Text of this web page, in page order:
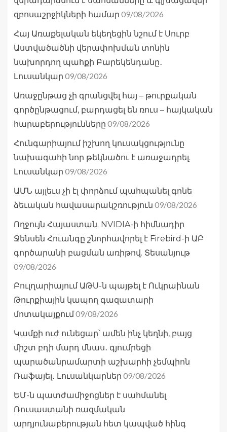
զբոսաշրջիկների համար 09/08/2026
Հայ Առաքելական եկեղեցին նշում է Սուրբ
Աստվածածնի վերափոխման տոնին
նախորդող պահքի Բարեկենդանը․
Լուսանկար 09/08/2026
Առաջընթաց չի գրանցվել հայ – թուրքական
գործընթացում, բարդացել են ռուս – հայկական
հարաբերությունները 09/08/2026
Հունգարիայում իշխող կուսակցությունը
նախագահի նոր թեկնածու է առաջադրել.
Լուսանկար 09/08/2026
ԱՄՆ այլեւս չի էլ փորձում պահպանել գոնե
ձեւական հավասարակշռություն 09/08/2026
Ողջույն Հայաստան. NVIDIA-ի հիմնադիր
Ջենսեն Հուանգը շնորհավորել է Firebird-ի ԱԲ
գործարանի բացման առիթով. Տեսանյութ
09/08/2026
Բուլղարիայում ԱԹՍ-ն պայթել է Ուկրաինան
Թուրքիային կապող գազատարի
մոտակայքում09/08/2026
Կամքի ուժ ունեցար՝ ամեն ինչ կեղնի, բայց
միշտ բդի մարդ մնաս․ գյումրեցի
պարածանրամարտի աշխարհի չեմպիոն
Ռաֆայել․ Լուսանկարներ 09/08/2026
ԵՄ-ն պատժամիջոցներ է սահմանել
Ռուսաստանի ռազմական
արդյունաբերության հետ կապված հինգ